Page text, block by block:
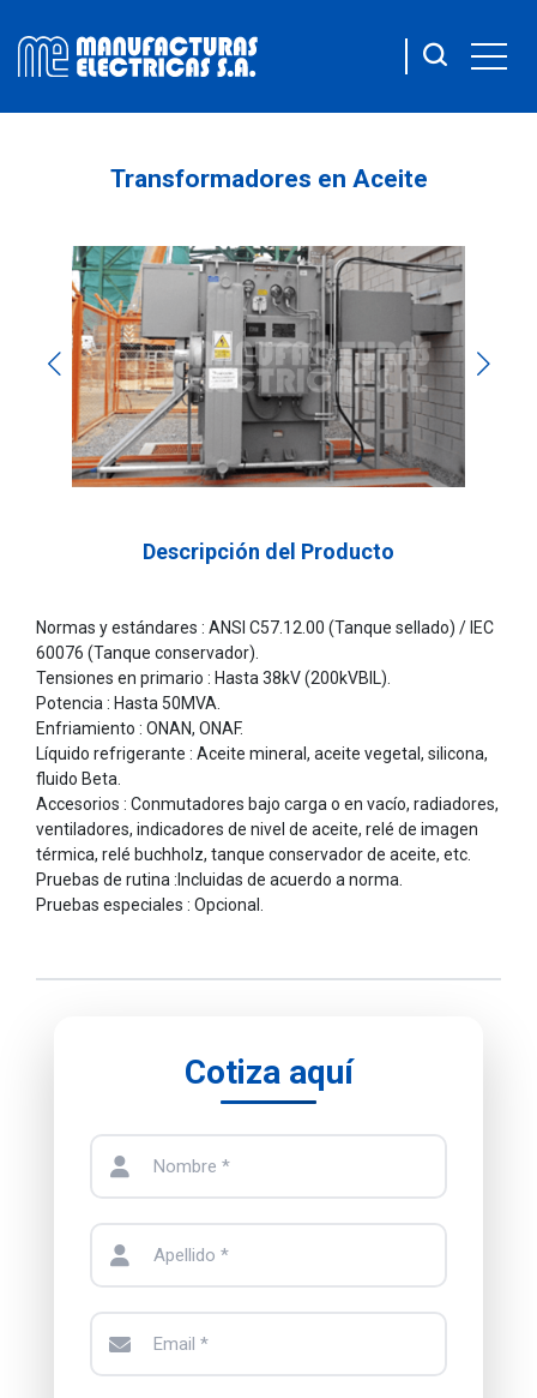
Transformadores en Aceite
Descripción del Producto
Normas y estándares : ANSI C57.12.00 (Tanque sellado) / IEC
60076 (Tanque conservador).
Tensiones en primario : Hasta 38kV (200kVBIL).
Potencia : Hasta 50MVA.
Enfriamiento : ONAN, ONAF.
Líquido refrigerante : Aceite mineral, aceite vegetal, silicona,
fluido Beta.
Accesorios : Conmutadores bajo carga o en vacío, radiadores,
ventiladores, indicadores de nivel de aceite, relé de imagen
térmica, relé buchholz, tanque conservador de aceite, etc.
Pruebas de rutina :Incluidas de acuerdo a norma.
Pruebas especiales : Opcional.
Cotiza aquí
Nombre *
Apellido *
Email *